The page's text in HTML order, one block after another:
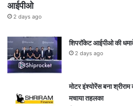
आईपीओ
2 days ago
शिपरॉकेट आईपीओ की
2 days ago
मोटर इंश्योरेंस बना
मचाया तहलका